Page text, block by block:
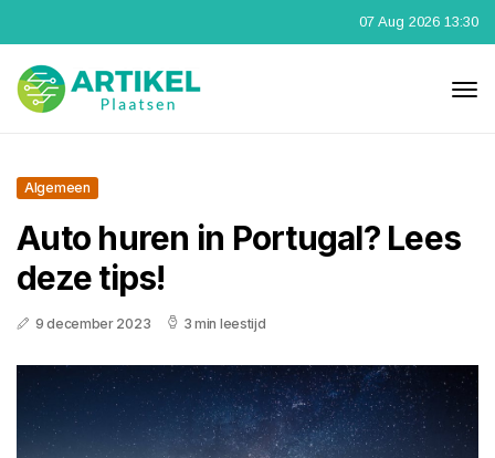
07 Aug 2026 13:30
Algemeen
Auto huren in Portugal? Lees
deze tips!
9 december 2023 3 min leestijd